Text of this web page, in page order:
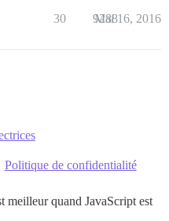
30 9288
Mai 16, 2016
Politique de confidentialité
meilleur quand JavaScript est